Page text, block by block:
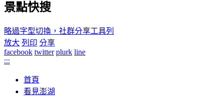
景點快搜
略過字型切換，社群分享工具列
放大 列印 分享
facebook twitter plurk line
:::
首頁
看見澎湖